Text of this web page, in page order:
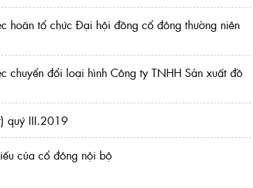
hoãn tổ chức Đại hội đồng cổ đông thường niên
chuyển đổi loại hình Công ty TNHH Sản xuất đồ
quý III.2019
của cổ đông nội bộ